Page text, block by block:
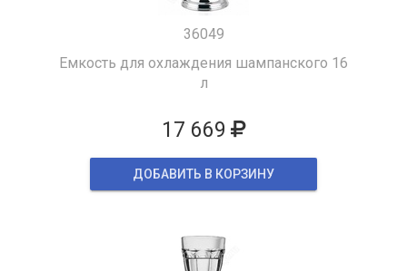
36049
Емкость для охлаждения шампанского 16
л
17 669
ДОБАВИТЬ В КОРЗИНУ